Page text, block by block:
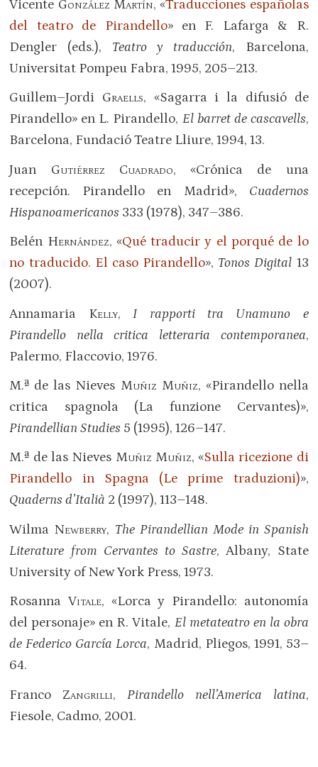
Vicente González Martín, «Traducciones españolas
del teatro de Pirandello» en F. Lafarga & R.
Dengler (eds.), Teatro y traducción, Barcelona,
Universitat Pompeu Fabra, 1995, 205–213.
Guillem–Jordi Graells, «Sagarra i la difusió de
Pirandello» en L. Pirandello, El barret de cascavells,
Barcelona, Fundació Teatre Lliure, 1994, 13.
Juan Gutiérrez Cuadrado, «Crónica de una
recepción. Pirandello en Madrid», Cuadernos
Hispanoamericanos 333 (1978), 347–386.
Belén Hernández, «Qué traducir y el porqué de lo
no traducido. El caso Pirandello», Tonos Digital 13
(2007).
Annamaria Kelly,I rapporti tra Unamuno e
Pirandello nella critica letteraria contemporanea,
Palermo, Flaccovio, 1976.
M.ª de las Nieves Muñiz Muñiz, «Pirandello nella
critica spagnola (La funzione Cervantes)»,
Pirandellian Studies 5 (1995), 126–147.
M.ª de las Nieves Muñiz Muñiz, «Sulla ricezione di
Pirandello in Spagna (Le prime traduzioni)»,
Quaderns d’Italià 2 (1997), 113–148.
Wilma Newberry, The Pirandellian Mode in Spanish
Literature from Cervantes to Sastre, Albany, State
University of New York Press, 1973.
RosannaVitale, «Lorca y Pirandello: autonomía
del personaje» en R. Vitale, El metateatro en la obra
de Federico García Lorca, Madrid, Pliegos, 1991, 53–
64.
FrancoZangrilli, Pirandello nell’America latina,
Fiesole, Cadmo, 2001.